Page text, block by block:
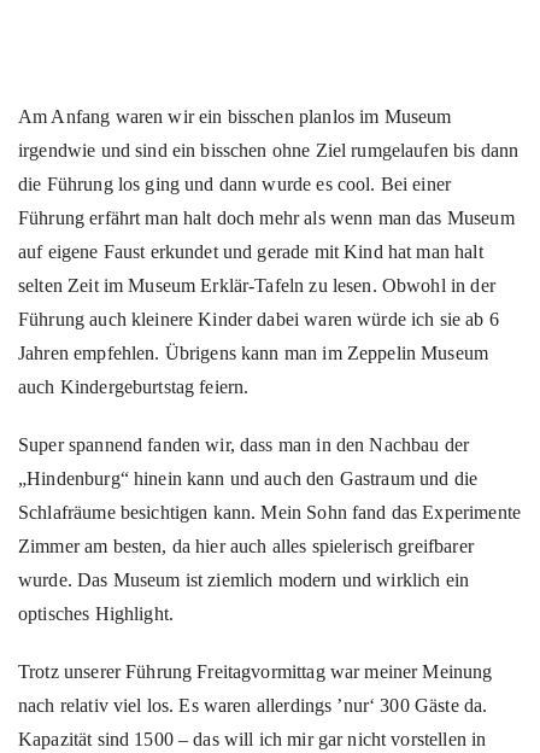
Am Anfang waren wir ein bisschen planlos im Museum
irgendwie und sind ein bisschen ohne Ziel rumgelaufen bis dann
die Führung los ging und dann wurde es cool. Bei einer
Führung erfährt man halt doch mehr als wenn man das Museum
auf eigene Faust erkundet und gerade mit Kind hat man halt
selten Zeit im Museum Erklär-Tafeln zu lesen. Obwohl in der
Führung auch kleinere Kinder dabei waren würde ich sie ab 6
Jahren empfehlen. Übrigens kann man im Zeppelin Museum
auch Kindergeburtstag feiern.
Super spannend fanden wir, dass man in den Nachbau der
„Hindenburg“ hinein kann und auch den Gastraum und die
Schlafräume besichtigen kann. Mein Sohn fand das Experimente
Zimmer am besten, da hier auch alles spielerisch greifbarer
wurde. Das Museum ist ziemlich modern und wirklich ein
optisches Highlight.
Trotz unserer Führung Freitagvormittag war meiner Meinung
nach relativ viel los. Es waren allerdings ’nur‘ 300 Gäste da.
Kapazität sind 1500 – das will ich mir gar nicht vorstellen in